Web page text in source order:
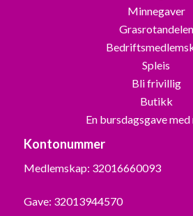
Minnegaver
Grasrotandelen
Spleis
Bli frivillig
Butikk
En bursdagsgave med
Kontonummer
Medlemskap: 32016660093
Gave: 32013944570